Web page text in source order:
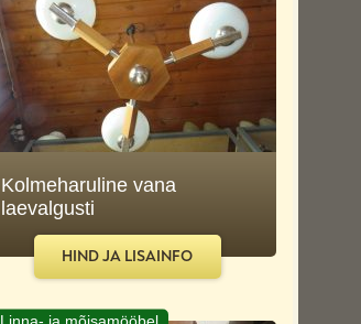
Kolmeharuline vana
laevalgusti
HIND JA LISAINFO
Linna- ja mõisamööbel